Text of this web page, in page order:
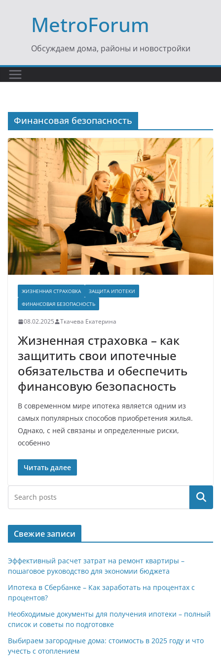
содержимомуMetroForum
Обсуждаем дома, районы и новостройки
Финансовая безопасность
ЖИЗНЕННАЯ СТРАХОВКА
ЗАЩИТА ИПОТЕКИ
ФИНАНСОВАЯ БЕЗОПАСНОСТЬ
08.02.2025 Ткачева Екатерина
Жизненная страховка – как
защитить свои ипотечные
обязательства и обеспечить
финансовую безопасность
В современном мире ипотека является одним из
самых популярных способов приобретения жилья.
Однако, с ней связаны и определенные риски,
особенно
Читать далее
Поиск
Свежие записи
Эффективный расчет затрат на ремонт квартиры –
пошаговое руководство для экономии бюджета
Ипотека в Сбербанке – Как заработать на процентах с
процентов?
Необходимые документы для получения ипотеки – полный
список и советы по подготовке
Выбираем загородные дома: стоимость в 2025 году и что
учесть с отоплением